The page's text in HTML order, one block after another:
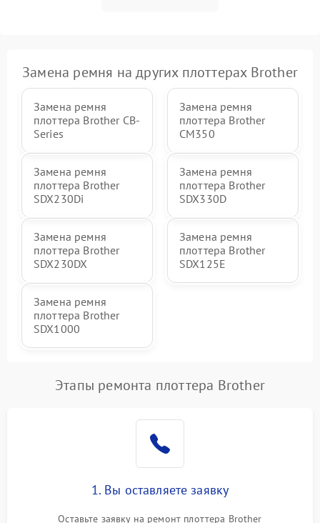
Замена ремня на других плоттерах Brother
Замена ремня
плоттера Brother CB-
Series
Замена ремня
плоттера Brother
CM350
Замена ремня
плоттера Brother
SDX230Di
Замена ремня
плоттера Brother
SDX330D
Замена ремня
плоттера Brother
SDX230DX
Замена ремня
плоттера Brother
SDX125E
Замена ремня
плоттера Brother
SDX1000
Этапы ремонта плоттера Brother
1. Вы оставляете заявку
Оставьте заявку на ремонт плоттера Brother